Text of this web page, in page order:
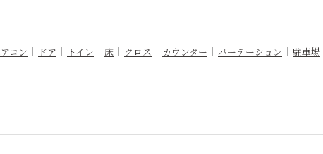
コン ドア トイレ 床 クロス カウンター パーテーション 駐車場